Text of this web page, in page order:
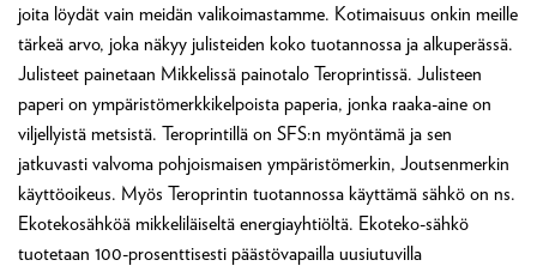
joita löydät vain meidän valikoimastamme. Kotimaisuus onkin meille
tärkeä arvo, joka näkyy julisteiden koko tuotannossa ja alkuperässä.
Julisteet painetaan Mikkelissä painotalo Teroprintissä. Julisteen
paperi on ympäristömerkkikelpoista paperia, jonka raaka-aine on
viljellyistä metsistä. Teroprintillä on SFS:n myöntämä ja sen
jatkuvasti valvoma pohjoismaisen ympäristömerkin, Joutsenmerkin
käyttöoikeus. Myös Teroprintin tuotannossa käyttämä sähkö on ns.
Ekotekosähköä mikkeliläiseltä energiayhtiöltä. Ekoteko-sähkö
tuotetaan 100-prosenttisesti päästövapailla uusiutuvilla